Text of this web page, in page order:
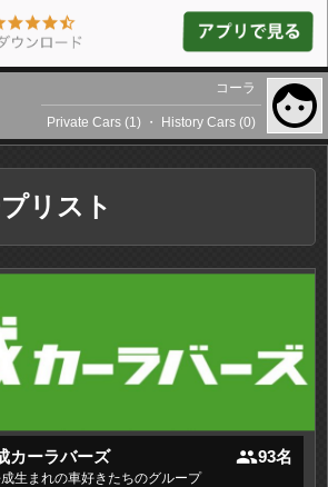
コーラ
Private Cars (1) ・ History Cars (0)
リスト
カーラバーズ people93名
生まれの車好きたちのグループ